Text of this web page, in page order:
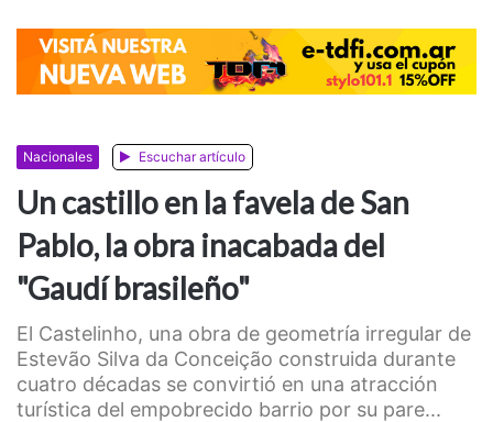
Nacionales Escuchar artículo
Un castillo en la favela de San
Pablo, la obra inacabada del
"Gaudí brasileño"
El Castelinho, una obra de geometría irregular de
Estevão Silva da Conceição construida durante
cuatro décadas se convirtió en una atracción
turística del empobrecido barrio por su pare...